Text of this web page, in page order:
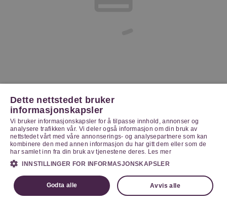
Dette nettstedet bruker
informasjonskapsler
Vi bruker informasjonskapsler for å tilpasse innhold, annonser og
analysere trafikken vår. Vi deler også informasjon om din bruk av
nettstedet vårt med våre annonserings- og analysepartnere som kan
kombinere den med annen informasjon du har gitt dem eller som de
har samlet inn fra din bruk av tjenestene deres. Les mer
INNSTILLINGER FOR INFORMASJONSKAPSLER
Godta alle Avvis alle